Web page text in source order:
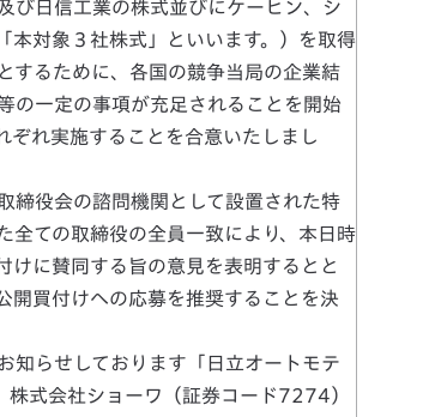
び日信工業の株式並びにケーヒン、シ
本対象３社株式」といいます。）を取得
するために、各国の競争当局の企業結
の一定の事項が充足されることを開始
ぞれ実施することを合意いたしまし
締役会の諮問機関として設置された特
全ての取締役の全員一致により、本日時
けに賛同する旨の意見を表明するとと
開買付けへの応募を推奨することを決
らせしております「日立オートモテ
式会社ショーワ（証券コード7274）